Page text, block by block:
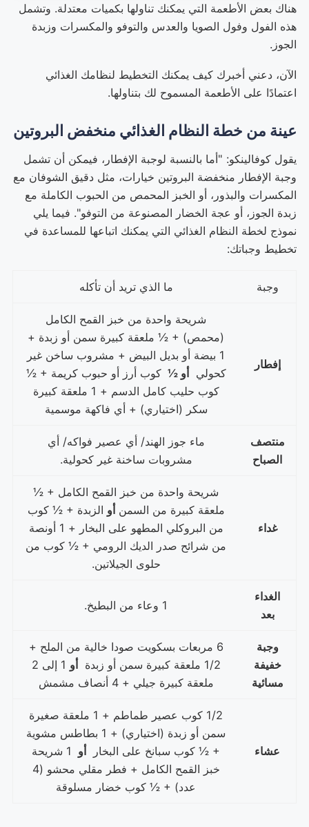
هناك بعض الأطعمة التي يمكنك تناولها بكميات معتدلة. وتشمل
هذه الفول وفول الصويا والعدس والتوفو والمكسرات وزبدة
الجوز.
الآن، دعني أخبرك كيف يمكنك التخطيط لنظامك الغذائي
اعتمادًا على الأطعمة المسموح لك بتناولها.
عينة من خطة النظام الغذائي منخفض البروتين
يقول كوفالينكو: "أما بالنسبة لوجبة الإفطار، فيمكن أن تشمل
وجبة الإفطار منخفضة البروتين خيارات، مثل دقيق الشوفان مع
المكسرات والبذور، أو الخبز المحمص من الحبوب الكاملة مع
زبدة الجوز، أو عجة الخضار المصنوعة من التوفو". فيما يلي
نموذج لخطة النظام الغذائي التي يمكنك اتباعها للمساعدة في
تخطيط وجباتك:
وجبة ما الذي تريد أن تأكله
إفطار
شريحة واحدة من خبز القمح الكامل
(محمص) + ½ ملعقة كبيرة سمن أو زبدة +
1 بيضة أو بديل البيض + مشروب ساخن غير
كحولي أو ½ كوب أرز أو حبوب كريمة + ½
كوب حليب كامل الدسم + 1 ملعقة كبيرة
سكر (اختياري) + أي فاكهة موسمية
منتصف
الصباح
ماء جوز الهند/ أي عصير فواكه/ أي
مشروبات ساخنة غير كحولية.
غداء
شريحة واحدة من خبز القمح الكامل + ½
ملعقة كبيرة من السمن أو الزبدة + ½ كوب
من البروكلي المطهو ​​على البخار + 1 أونصة
من شرائح صدر الديك الرومي + ½ كوب من
حلوى الجيلاتين.
الغداء
بعد
1 وعاء من البطيخ.
وجبة
خفيفة
مسائية
6 مربعات بسكويت صودا خالية من الملح +
1/2 ملعقة كبيرة سمن أو زبدة
أو
1 إلى 2
ملعقة كبيرة جيلي + 4 أنصاف مشمش
عشاء
1/2 كوب عصير طماطم + 1 ملعقة صغيرة
سمن أو زبدة (اختياري) + 1 بطاطس مشوية
+ ½ كوب سبانخ على البخار
أو
1 شريحة
خبز القمح الكامل + فطر مقلي محشو (4
عدد) + ½ كوب خضار مسلوقة